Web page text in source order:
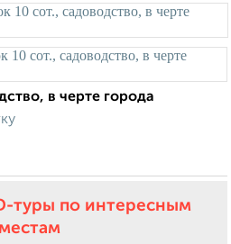
в черте города
туры по интересным
местам